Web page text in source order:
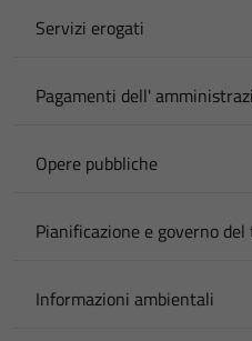
Servizi erogati
Pagamenti dell'
Opere pubbliche
Pianificazione e governo
Informazioni ambientali